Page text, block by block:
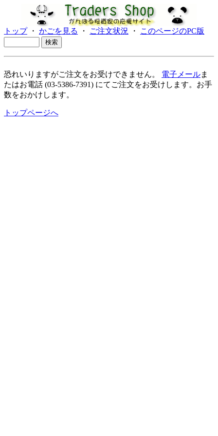
トップ・ かごを見る ・ ご注文状況 ・ このページのPC版
恐れいりますがご注文をお受けできません。 電子メールま
たはお電話 (03-5386-7391) にてご注文をお受けします。お手
数をおかけします。
トップページへ